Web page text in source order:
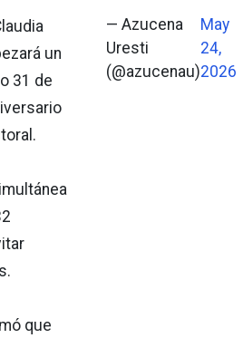
un
31 de
que
— Azucena
Uresti
(@azucenau)
May
24,
2026